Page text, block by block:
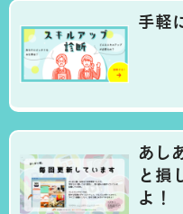
手軽
あし
と損
よ！